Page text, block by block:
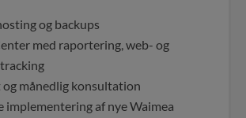
og backups
med raportering, web- og
og månedlig konsultation
implementering af nye Waimea